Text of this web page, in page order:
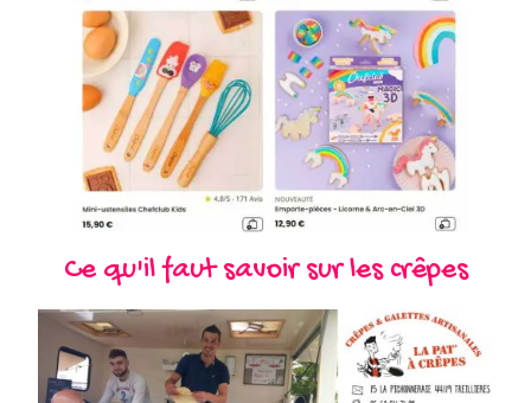
Ce qu'il faut savoir sur les crêpes